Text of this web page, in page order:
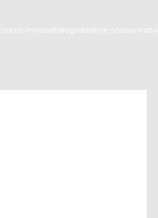
linhacatálogossobre nóscontato